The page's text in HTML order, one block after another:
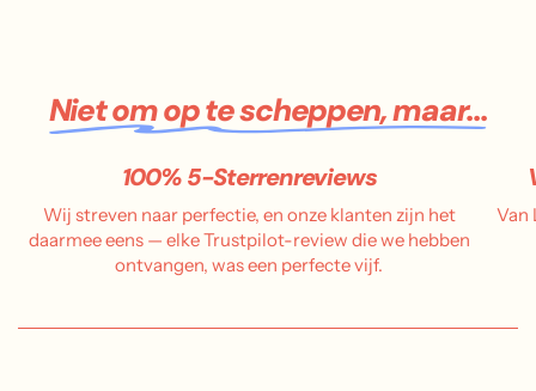
Niet om op te scheppen, maar...
100% 5-Sterrenreviews
Wij streven naar perfectie, en onze klanten zijn het
daarmee eens — elke Trustpilot-review die we hebben
ontvangen, was een perfecte vijf.
Van